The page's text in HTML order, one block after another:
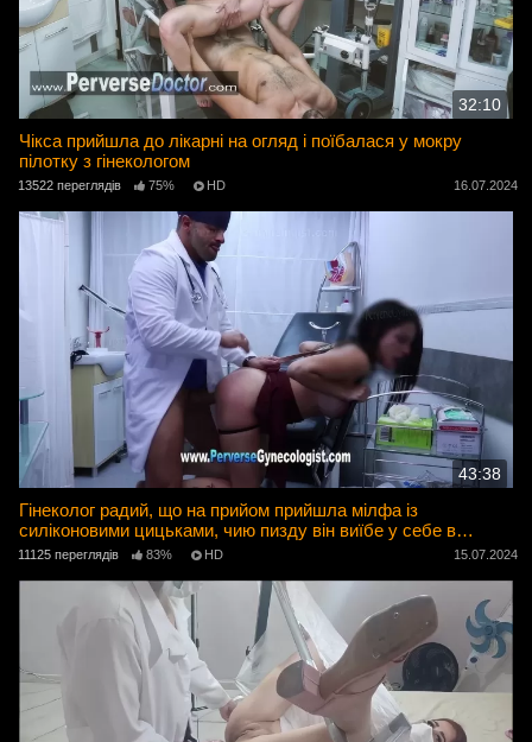
32:10
Чікса прийшла до лікарні на огляд і поїбалася у мокру
пілотку з гінекологом
13522 переглядів 75% HD 16.07.2024
43:38
Гінеколог радий, що на прийом прийшла мілфа із
силіконовими цицьками, чию пизду він виїбе у себе в
кабінеті
11125 переглядів 83% HD 15.07.2024